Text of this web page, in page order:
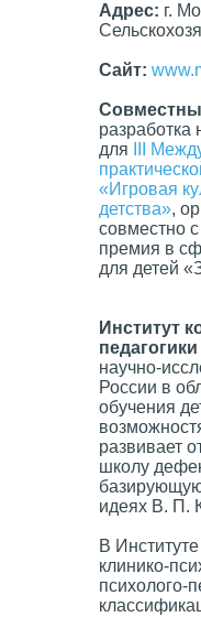
Адрес: г.
Сайт:
разработка
для
III
«Игровая
детства»,
совместно
премия в
для детей
Институт
научно-
России в
обучения
развивает
школу
идеях В. П.
В
клинико-
психолого-